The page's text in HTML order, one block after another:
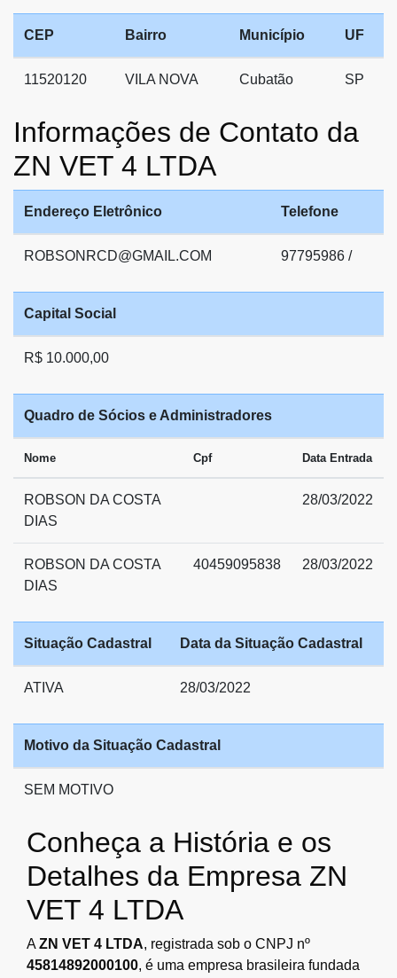
CEP Bairro Município UF
11520120 VILA NOVA Cubatão SP
Informações de Contato da
ZN VET 4 LTDA
Endereço Eletrônico Telefone
ROBSONRCD@GMAIL.COM 97795986 /
Capital Social
R$ 10.000,00
Quadro de Sócios e Administradores
Nome Cpf Data Entrada
ROBSON DA COSTA
DIAS
28/03/2022
ROBSON DA COSTA
DIAS
40459095838 28/03/2022
Situação Cadastral Data da Situação Cadastral
ATIVA 28/03/2022
Motivo da Situação Cadastral
SEM MOTIVO
Conheça a História e os
Detalhes da Empresa ZN
VET 4 LTDA
AZN VET 4 LTDA, registrada sob o CNPJ nº
45814892000100, é uma empresa brasileira fundada